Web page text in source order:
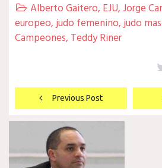
 Alberto Gaitero, EJU,Jorge
europeo,judo femenino,judo
Campeones, Teddy Riner
Navegación
de
entradas
Previous Post